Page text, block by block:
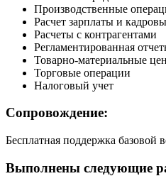
Производственные
Расчет зарплаты и
Расчеты с контрагентами
Регламентированная
Товарно-материальные
Торговые операции
Налоговый учет
Сопровождение:
Бесплатная поддержка базовой
Выполнены следующие